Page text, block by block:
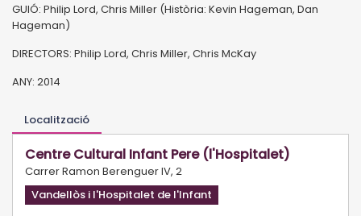
GUIÓ: Philip Lord, Chris Miller (Història: Kevin Hageman, Dan
Hageman)
DIRECTORS: Philip Lord, Chris Miller, Chris McKay
ANY: 2014
Localització
Centre Cultural Infant Pere (l'Hospitalet)
Carrer Ramon Berenguer IV, 2
Vandellòs i l'Hospitalet de l'Infant